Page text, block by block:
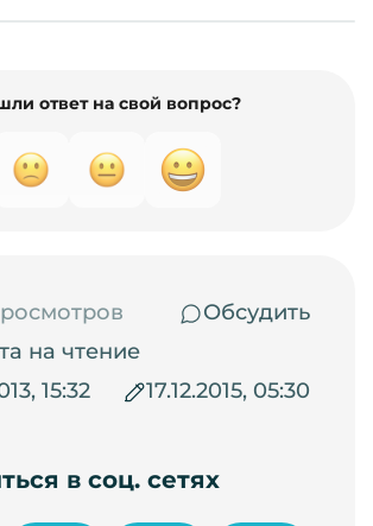
ответ на свой вопрос?
Обсудить
на чтение
15:32
17.12.2015, 05:30
в соц. сетях